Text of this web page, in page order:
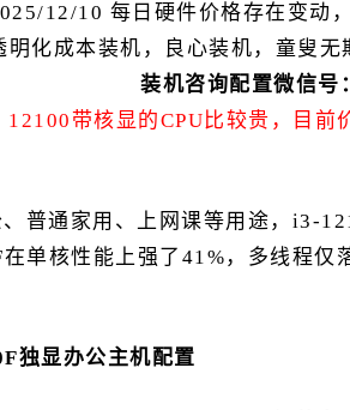
12/10 每日硬件价格存在变动
明化成本装机，良心装机，童叟无
装机咨询配置微信号
带核显的CPU比较贵，目
普通家用、上网课等用途，i3-
单核性能上强了41%，多线程
独显办公主机配置